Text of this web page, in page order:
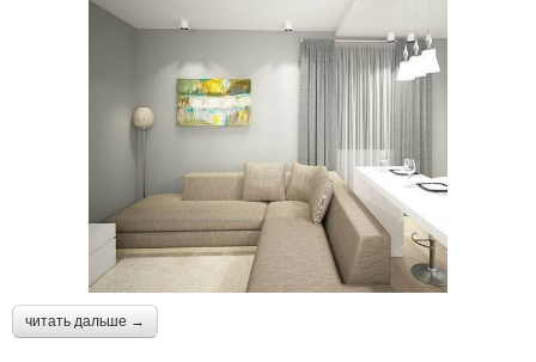
читать дальше →